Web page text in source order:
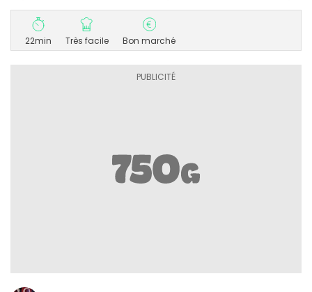
22min Très facile Bon marché